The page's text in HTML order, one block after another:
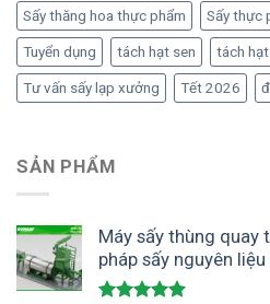
Sấy thăng hoa thực phẩm Sấy thực
Tuyển dụng tách hạt sen tách hạt
Tư vấn sấy lạp xưởng Tết 2026
SẢN PHẨM
Máy sấy thùng quay
pháp sấy nguyên